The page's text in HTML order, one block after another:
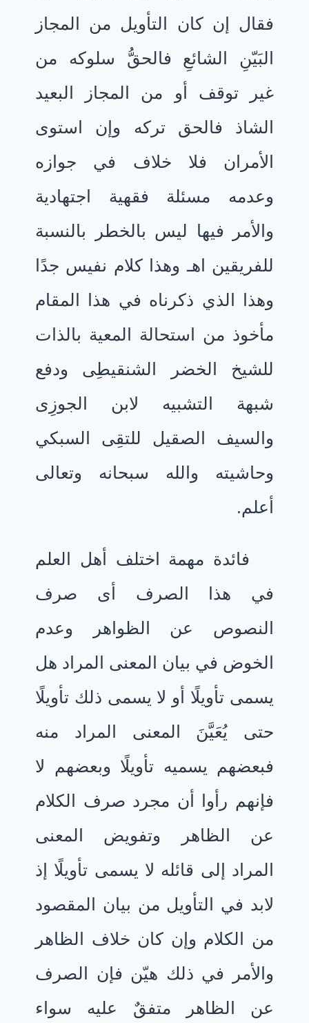
فقال إن كان التأويل من المجاز
البَيّنِ الشائعِ فالحقُّ سلوكه من
غير توقف أو من المجاز البعيد
الشاذ فالحق تركه وإن استوى
الأمران فلا خلاف في جوازه
وعدمه مسئلة فقهية اجتهادية
والأمر فيها ليس بالخطر بالنسبة
للفريقين اهـ وهذا كلام نفيس جدًا
وهذا الذي ذكرناه في هذا المقام
مأخوذ من استحالة المعية بالذات
للشيخ الخضر الشنقيطِى ودفع
شبهة التشبيه لابن الجوزِى
والسيف الصقيل للتقِى السبكي
وحاشيته والله سبحانه وتعالى
أعلم.
فائدة مهمة اختلف أهل العلم
في هذا الصرف أى صرف
النصوص عن الظواهر وعدم
الخوض في بيان المعنى المراد هل
يسمى تأويلًا أو لا يسمى ذلك تأويلًا
حتى يُعَيَّنَ المعنى المراد منه
فبعضهم يسميه تأويلًا وبعضهم لا
فإنهم رأوا أن مجرد صرف الكلام
عن الظاهر وتفويض المعنى
المراد إلى قائله لا يسمى تأويلًا إذ
لابد في التأويل من بيان المقصود
من الكلام وإن كان خلاف الظاهر
والأمر في ذلك هيّن فإن الصرف
عن الظاهر متفقٌ عليه سواء